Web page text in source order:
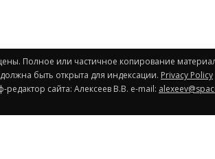
Полное или частичное копирование
быть открыта для индексации. Privacy Policy
редактор сайта: Алексеев В.В. e-mail: